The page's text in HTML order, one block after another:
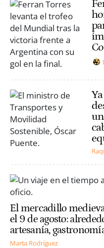
El mercadillo
el 9 de agosto:
artesanía,
Marta Rodríguez